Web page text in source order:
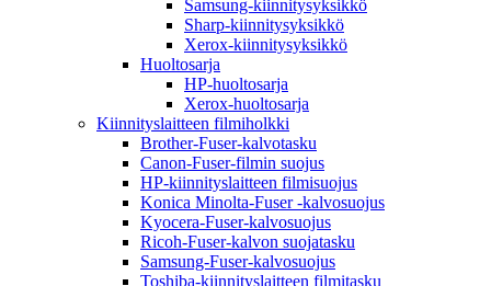
Samsung-kiinnitysyksikkö
Sharp-kiinnitysyksikkö
Xerox-kiinnitysyksikkö
Huoltosarja
HP-huoltosarja
Xerox-huoltosarja
Kiinnityslaitteen filmiholkki
Brother-Fuser-kalvotasku
Canon-Fuser-filmin suojus
HP-kiinnityslaitteen filmisuojus
Konica Minolta-Fuser -kalvosuojus
Kyocera-Fuser-kalvosuojus
Ricoh-Fuser-kalvon suojatasku
Samsung-Fuser-kalvosuojus
Toshiba-kiinnityslaitteen filmitasku